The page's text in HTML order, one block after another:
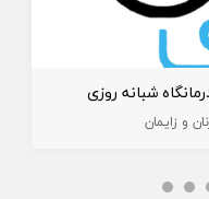
شبانه روزی
و زایمان